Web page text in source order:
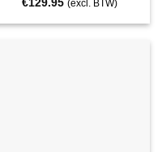
€129.95 (excl. BTW)